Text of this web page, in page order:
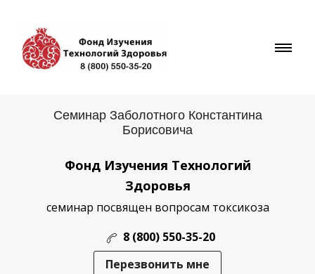
Фонд Изучения Технологий
Здоровья
семинар посвящен вопросам токсикоза
Семинар Заболотного Константина
Борисовича
8 (800) 550-35-20
Перезвонить мне